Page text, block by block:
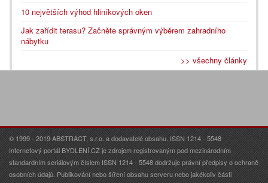
10 největších výhod hliníkových oken
Jak zařídit terasu? Začněte správným výběrem zahradního
nábytku
>> všechny články
© 1999 - 2019 ABSTRACT, s.r.o. a dodavatelé obsahu. ISSN 1214 - 5548
Internetový portál BYDLENÍ.CZ je zdrojem registrovaným pod mezinárodním
standardním seriálovým číslem ISSN 1214 - 5548 dodržuje právní předpisy o ochraně
osobních údajů. Publikování nebo šíření obsahu serveru nebo jakékoliv části